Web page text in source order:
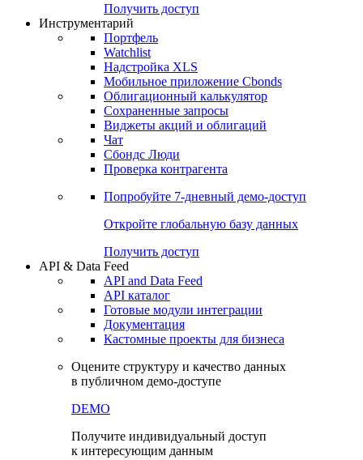
Получить доступ
Инструментарий
Портфель
Watchlist
Надстройка XLS
Мобильное приложение Cbonds
Облигационный калькулятор
Сохраненные запросы
Виджеты акций и облигаций
Чат
Сбондс Люди
Проверка контрагента
Попробуйте 7-дневный демо-доступ
Откройте глобальную базу данных
Получить доступ
API & Data Feed
API and Data Feed
API каталог
Готовые модули интеграции
Документация
Кастомные проекты для бизнеса
Оцените структуру и качество данных
в публичном демо-доступе
DEMO
Получите индивидуальный доступ
к интересующим данным